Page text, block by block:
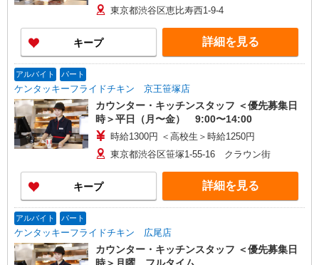
東京都渋谷区恵比寿西1-9-4
キープ 詳細を見る
アルバイト パート
ケンタッキーフライドチキン 京王笹塚店
カウンター・キッチンスタッフ ＜優先募集日
時＞平日（月〜金） 9:00〜14:00
時給1300円 ＜高校生＞時給1250円
東京都渋谷区笹塚1-55-16 クラウン街
キープ 詳細を見る
アルバイト パート
ケンタッキーフライドチキン 広尾店
カウンター・キッチンスタッフ ＜優先募集日